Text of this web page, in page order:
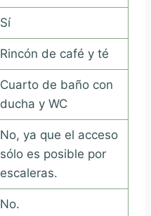
Sí
Rincón de café y té
Cuarto de baño con
ducha y WC
No, ya que el acceso
sólo es posible por
escaleras.
No.